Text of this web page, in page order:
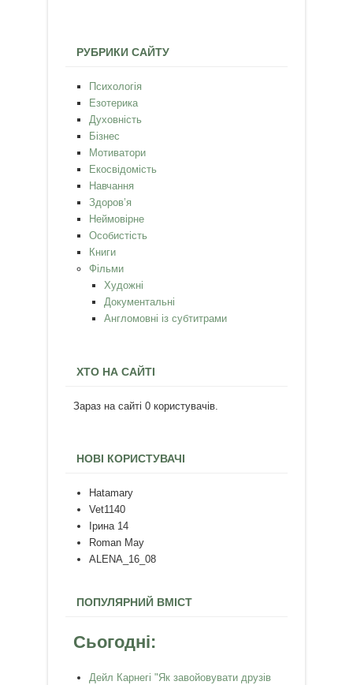
РУБРИКИ САЙТУ
Психологія
Езотерика
Духовність
Бізнес
Мотиватори
Екосвідомість
Навчання
Здоров’я
Неймовірне
Особистість
Книги
Фільми
Художні
Документальні
Англомовні із субтитрами
ХТО НА САЙТІ
Зараз на сайті 0 користувачів.
НОВІ КОРИСТУВАЧІ
Hatamary
Vet1140
Ірина 14
Roman May
ALENA_16_08
ПОПУЛЯРНИЙ ВМІСТ
Сьогодні:
Дейл Карнегі "Як завойовувати друзів